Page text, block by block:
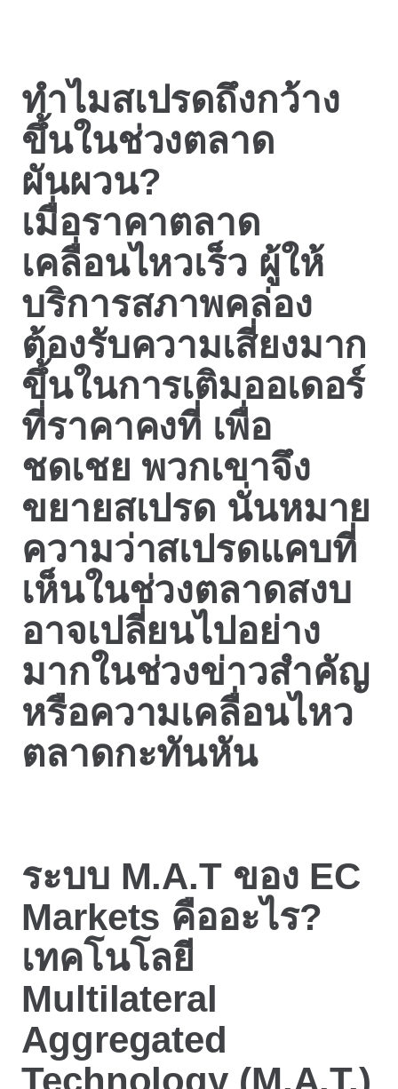
ทำไมสเปรดถึงกว้าง
ขึ้นในช่วงตลาด
ผันผวน?
เมื่อราคาตลาด
เคลื่อนไหวเร็ว ผู้ให้
บริการสภาพคล่อง
ต้องรับความเสี่ยงมาก
ขึ้นในการเติมออเดอร์
ที่ราคาคงที่ เพื่อ
ชดเชย พวกเขาจึง
ขยายสเปรด นั่นหมาย
ความว่าสเปรดแคบที่
เห็นในช่วงตลาดสงบ
อาจเปลี่ยนไปอย่าง
มากในช่วงข่าวสำคัญ
หรือความเคลื่อนไหว
ตลาดกะทันหัน
ระบบ M.A.T ของ EC
Markets คืออะไร?
เทคโนโลยี
Multilateral
Aggregated
Technology (M.A.T.)